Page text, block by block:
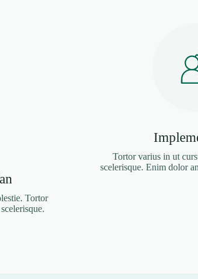
Tortor
Tortor varius in ut
scelerisque. Enim dolor